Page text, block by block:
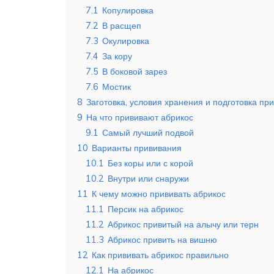
7.1 Копулировка
7.2 В расщеп
7.3 Окулировка
7.4 За кору
7.5 В боковой зарез
7.6 Мостик
8 Заготовка, условия хранения и подготовка
9 На что прививают абрикос
9.1 Самый лучший подвой
10 Варианты прививания
10.1 Без коры или с корой
10.2 Внутри или снаружи
11 К чему можно прививать абрикос
11.1 Персик на абрикос
11.2 Абрикос привитый на алычу или терн
11.3 Абрикос привить на вишню
12 Как прививать абрикос правильно
12.1 На абрикос